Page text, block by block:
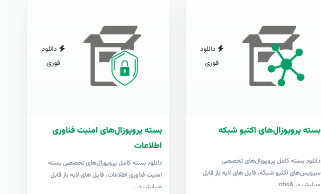
دانلود
فوری
بسته پروپوزال‌های اکتیو شبکه
دانلود بسته کامل پروپوزال‌های تخصصی
سرویس‌های اکتیو شبکه، فایل های لایه باز قابل
ویرایش در &nbs..
دانلود
فوری
بسته پروپوزال‌های امنیت فناوری
اطلاعات
دانلود بسته کامل پروپوزال‌های تخصصی بسته
امنیت فناوری اطلاعات، فایل های لایه باز قابل
ویرایش در..